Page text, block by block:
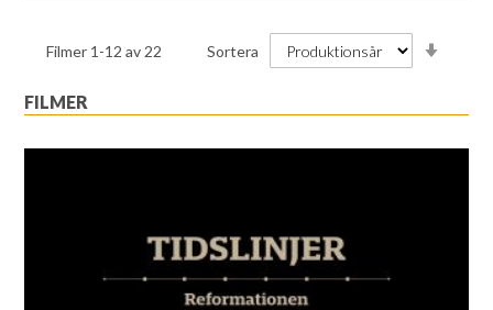
Filmer 1 -12 av 22 Sortera
FILMER